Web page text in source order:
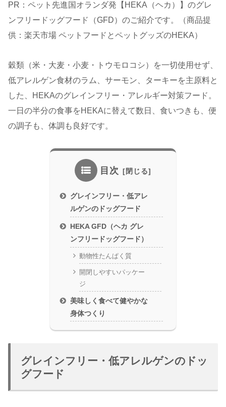
PR：ペット先進国オランダ発【HEKA（ヘカ）】のグレ
ンフリードッグフード（GFD）のご紹介です。（商品提
供：楽天市場 ペットフードとペットグッズのHEKA）
穀類（米・大麦・小麦・トウモロコシ）を一切使用せず、
低アレルゲン食材のラム、サーモン、ターキーを主原料と
した、HEKAのグレインフリー・アレルギー対策フード。
一日の半分の食事をHEKAに替えて数日、食いつきも、便
の調子も、体調も良好です。
目次
グレインフリー・低アレ
ルゲンのドッグフード
HEKA GFD（ヘカ グレ
ンフリードッグフード）
動物性たんぱく質
開閉しやすいパッケー
ジ
美味しく食べて健やかな
身体つくり
グレインフリー・低アレルゲンのドッ
グフード